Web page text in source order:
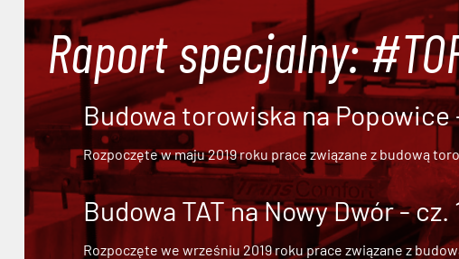
Raport specjalny:
Budowa torowiska na Popowice
Rozpoczęte w maju 2019 roku prace związane z budową
Budowa TAT na Nowy Dwór - cz.
Rozpoczęte we wrześniu 2019 roku prace związane z